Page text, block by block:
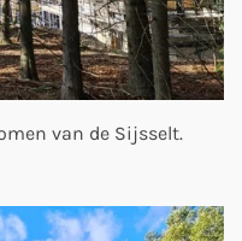
van de Sijsselt.